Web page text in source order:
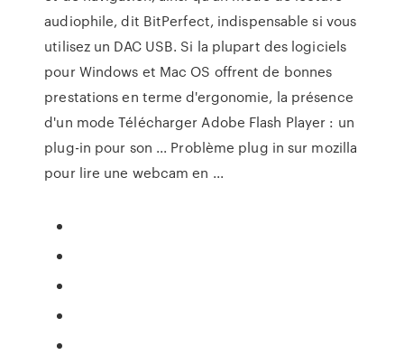
audiophile, dit BitPerfect, indispensable si vous
utilisez un DAC USB. Si la plupart des logiciels
pour Windows et Mac OS offrent de bonnes
prestations en terme d'ergonomie, la présence
d'un mode Télécharger Adobe Flash Player : un
plug-in pour son ... Problème plug in sur mozilla
pour lire une webcam en ...